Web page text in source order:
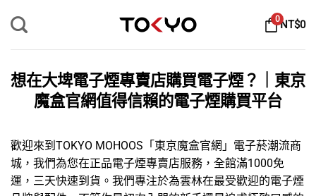
0NT$0
想在大埤電子煙專賣店購買電子煙？｜東京
魔盒官網值得信賴的電子煙購買平台
歡迎來到TOKYO MOHOOS「 東京魔盒官網 」 電子菸潮流商
城，我們為您在正品電子煙專賣店服務，全館滿1000免
運，三天快速到貨。我們專注於為雲林在最受歡迎的電子煙